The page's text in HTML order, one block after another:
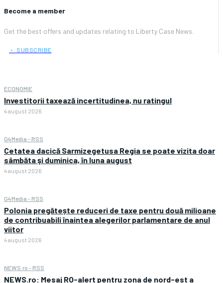
Become a member
Get the best offers and updates relating to Liberty Case News.
﹢ SUBSCRIBE
ECONOMIE
Investitorii taxează incertitudinea, nu ratingul
4 august 2026
G4Media - RSS
Cetatea dacică Sarmizegetusa Regia se poate vizita doar
sâmbăta şi duminica, în luna august
4 august 2026
G4Media - RSS
Polonia pregătește reduceri de taxe pentru două milioane
de contribuabili înaintea alegerilor parlamentare de anul
viitor
4 august 2026
NEWS.ro - RSS
NEWS.ro: Mesaj RO-alert pentru zona de nord-est a